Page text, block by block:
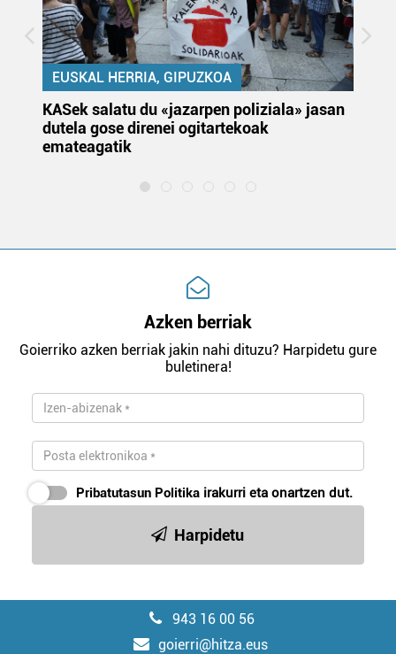
EUSKAL HERRIA, GIPUZKOA
KASek salatu du «jazarpen poliziala» jasan
dutela gose direnei ogitartekoak
emateagatik
Azken berriak
Goierriko azken berriak jakin nahi dituzu? Harpidetu gure
buletinera!
Pribatutasun Politika irakurri eta onartzen dut.
Harpidetu
943 16 00 56
goierri@hitza.eus